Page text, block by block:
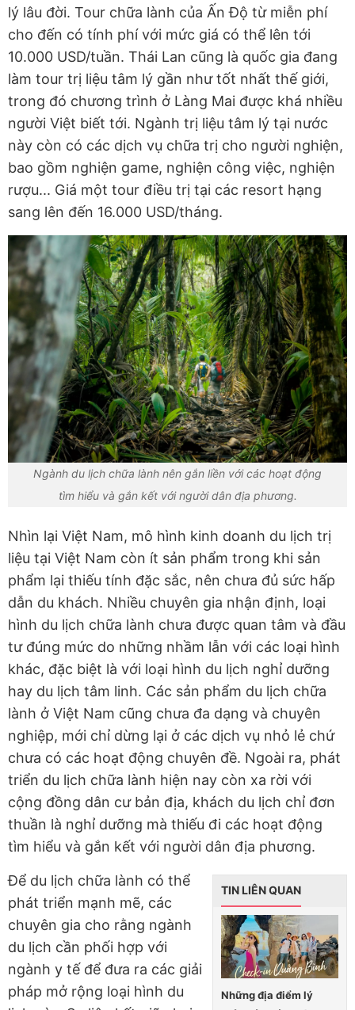
lý lâu đời. Tour chữa lành của Ấn Độ từ miễn phí
cho đến có tính phí với mức giá có thể lên tới
10.000 USD/tuần. Thái Lan cũng là quốc gia đang
làm tour trị liệu tâm lý gần như tốt nhất thế giới,
trong đó chương trình ở Làng Mai được khá nhiều
người Việt biết tới. Ngành trị liệu tâm lý tại nước
này còn có các dịch vụ chữa trị cho người nghiện,
bao gồm nghiện game, nghiện công việc, nghiện
rượu... Giá một tour điều trị tại các resort hạng
sang lên đến 16.000 USD/tháng.
Ngành du lịch chữa lành nên gắn liền với các hoạt động
tìm hiểu và gắn kết với người dân địa phương.
Nhìn lại Việt Nam, mô hình kinh doanh du lịch trị
liệu tại Việt Nam còn ít sản phẩm trong khi sản
phẩm lại thiếu tính đặc sắc, nên chưa đủ sức hấp
dẫn du khách. Nhiều chuyên gia nhận định, loại
hình du lịch chữa lành chưa được quan tâm và đầu
tư đúng mức do những nhầm lẫn với các loại hình
khác, đặc biệt là với loại hình du lịch nghỉ dưỡng
hay du lịch tâm linh. Các sản phẩm du lịch chữa
lành ở Việt Nam cũng chưa đa dạng và chuyên
nghiệp, mới chỉ dừng lại ở các dịch vụ nhỏ lẻ chứ
chưa có các hoạt động chuyên đề. Ngoài ra, phát
triển du lịch chữa lành hiện nay còn xa rời với
cộng đồng dân cư bản địa, khách du lịch chỉ đơn
thuần là nghỉ dưỡng mà thiếu đi các hoạt động
tìm hiểu và gắn kết với người dân địa phương.
TIN LIÊN QUAN
Những địa điểm lý
Để du lịch chữa lành có thể
phát triển mạnh mẽ, các
chuyên gia cho rằng ngành
du lịch cần phối hợp với
ngành y tế để đưa ra các giải
pháp mở rộng loại hình du